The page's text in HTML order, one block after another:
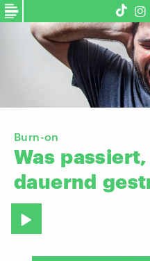
Burn-on
Was passiert,
dauernd